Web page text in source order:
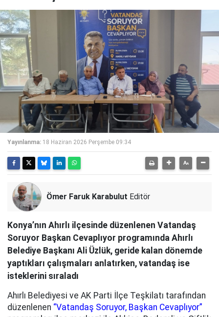
Yayınlanma: 18 Haziran 2026 Perşembe 09:34
Ömer Faruk Karabulut Editör
Konya’nın Ahırlı ilçesinde düzenlenen Vatandaş
Soruyor Başkan Cevaplıyor programında Ahırlı
Belediye Başkanı Ali Üzlük, geride kalan dönemde
yaptıkları çalışmaları anlatırken, vatandaş ise
isteklerini sıraladı
Ahırlı Belediyesi ve AK Parti İlçe Teşkilatı tarafından
düzenlenen “Vatandaş Soruyor, Başkan Cevaplıyor”